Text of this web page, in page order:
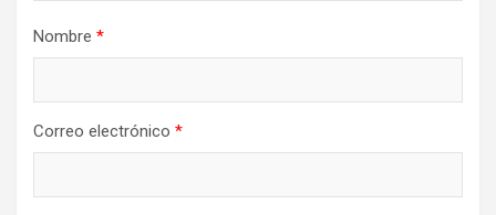
Nombre *
Correo electrónico *